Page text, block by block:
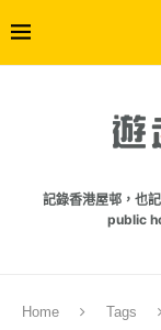
記錄香港屋邨，也
public
Home Tags